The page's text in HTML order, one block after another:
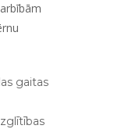
gaitas